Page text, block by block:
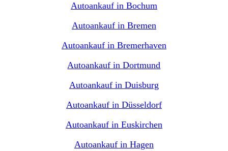
Autoankauf in Bochum
Autoankauf in Bremen
Autoankauf in Bremerhaven
Autoankauf in Dortmund
Autoankauf in Duisburg
Autoankauf in Düsseldorf
Autoankauf in Euskirchen
Autoankauf in Hagen